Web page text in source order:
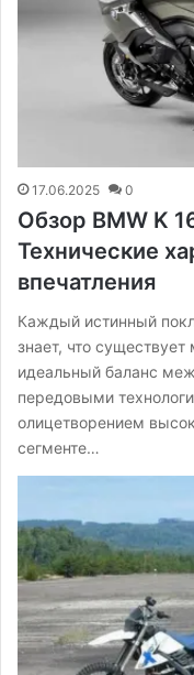
17.06.2025 0
Обзор BMW K
Технические
впечатления
Каждый истинный
знает, что
идеальный баланс
передовыми
олицетворением
сегменте…